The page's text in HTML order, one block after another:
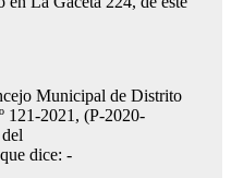
Municipal de Distrito
121-2021, (P-2020-
dice: -